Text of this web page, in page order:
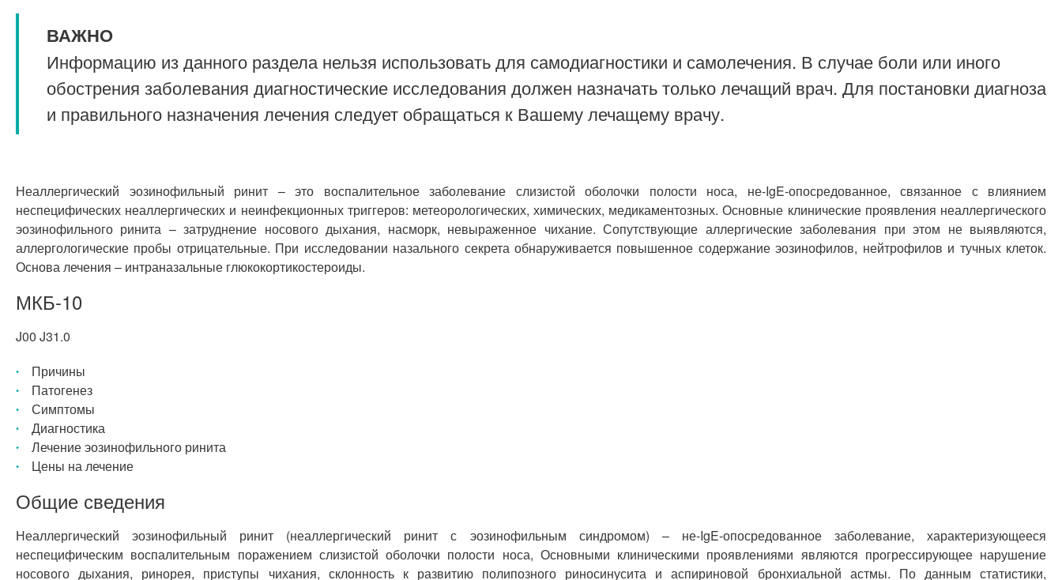
ВАЖНО
Информацию из данного раздела нельзя использовать для самодиагностики и самолечения. В случае боли или иного
обострения заболевания диагностические исследования должен назначать только лечащий врач. Для постановки диагноза
и правильного назначения лечения следует обращаться к Вашему лечащему врачу.
Неаллергический эозинофильный ринит – это воспалительное заболевание слизистой оболочки полости носа, не-IgE-опосредованное, связанное с влиянием
неспецифических неаллергических и неинфекционных триггеров: метеорологических, химических, медикаментозных. Основные клинические проявления неаллергического
эозинофильного ринита – затруднение носового дыхания, насморк, невыраженное чихание. Сопутствующие аллергические заболевания при этом не выявляются,
аллергологические пробы отрицательные. При исследовании назального секрета обнаруживается повышенное содержание эозинофилов, нейтрофилов и тучных клеток.
Основа лечения – интраназальные глюкокортикостероиды.
МКБ-10
J00 J31.0
Причины
Патогенез
Симптомы
Диагностика
Лечение эозинофильного ринита
Цены на лечение
Общие сведения
Неаллергический эозинофильный ринит (неаллергический ринит с эозинофильным синдромом) – не-IgE-опосредованное заболевание, характеризующееся
неспецифическим воспалительным поражением слизистой оболочки полости носа, Основными клиническими проявлениями являются прогрессирующее нарушение
носового дыхания, ринорея, приступы чихания, склонность к развитию полипозного риносинусита и аспириновой бронхиальной астмы. По данным статистики,